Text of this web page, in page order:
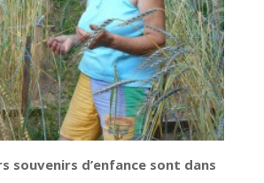
souvenirs d’enfance sont dans